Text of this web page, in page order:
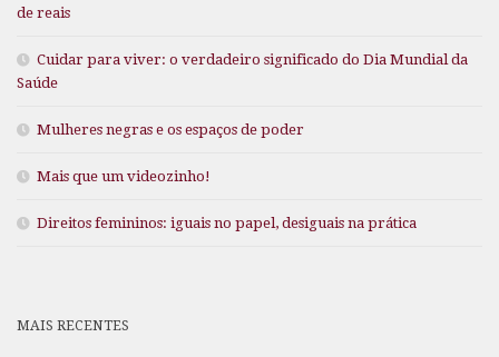
de reais
Cuidar para viver: o verdadeiro significado do Dia Mundial da
Saúde
Mulheres negras e os espaços de poder
Mais que um videozinho!
Direitos femininos: iguais no papel, desiguais na prática
MAIS RECENTES